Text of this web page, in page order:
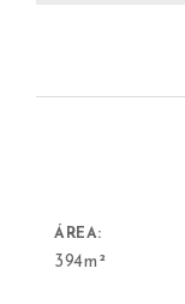
ÁREA:
394m²